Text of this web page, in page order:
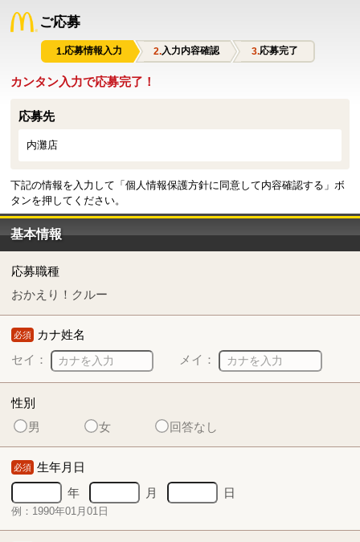
ご応募
応募情報入力 入力内容確認 応募完了
カンタン入力で応募完了！
応募先
内灘店
下記の情報を入力して「個人情報保護方針に同意して内容確認する」ボ
タンを押してください。
基本情報
応募職種
おかえり！クルー
必須 カナ姓名
セイ：
メイ：
性別
男
女 回答なし
必須 生年月日
年
月 日
例：1990年01月01日